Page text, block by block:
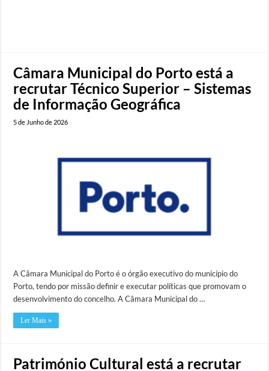
Câmara Municipal do Porto está a
recrutar Técnico Superior – Sistemas
de Informação Geográfica
5 de Junho de 2026
A Câmara Municipal do Porto é o órgão executivo do município do
Porto, tendo por missão definir e executar políticas que promovam o
desenvolvimento do concelho. A Câmara Municipal do …
Ler Mais »
Património Cultural está a recrutar